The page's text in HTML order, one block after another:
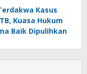
Kasus
Kuasa Hukum
Baik Dipulihkan